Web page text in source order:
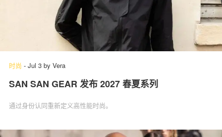
时尚 - Jul 3 by Vera
SAN SAN GEAR 发布 2027 春夏系列
通过身份认同重新定义高性能时尚。